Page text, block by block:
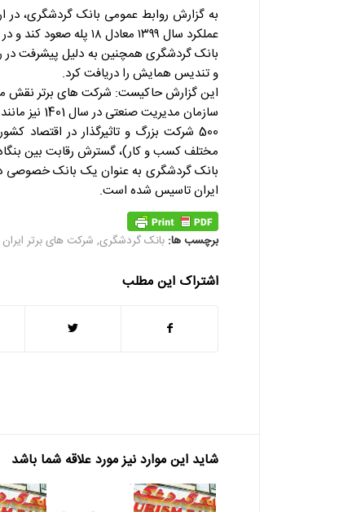
عملکرد سال ۱۳۹۹ معادل ۱۸ پله صعود کند و در جایگاه ۳۴ قرار گیرد.
و تندیس همایش را دریافت کرد.
این گزارش حاکیست: شرکت های برتر نقش
500 شرکت بزرگ و تاثیرگذار در
مختلف کسب و کار)، گسترش رقابت بین
ایران تاسیس شده است.
برچسب ها: بانک گردشگری, شرکت های برتر ایران
اشتراک این مطلب
شاید این موارد نیز مورد علاقه شما باشد